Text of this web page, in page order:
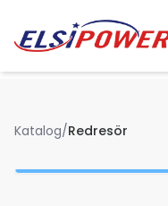
Katalog/Redresör